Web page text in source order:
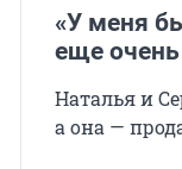
«У меня
еще очень
Наталья и
а она —